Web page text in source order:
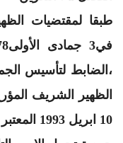
،الضابط لتأسيس